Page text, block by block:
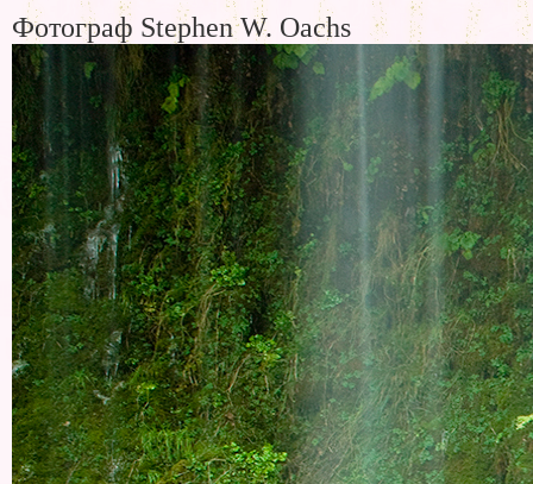
Фотограф Stephen W. Oachs